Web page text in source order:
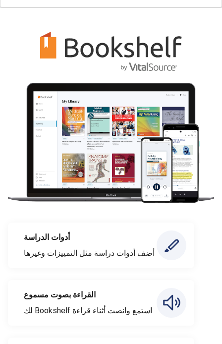
أدوات الدراسة
أضف أدوات دراسة مثل التمييزات وغيرها
القراءة بصوت مسموع
استمع وانصت أثناء قراءة Bookshelf لك